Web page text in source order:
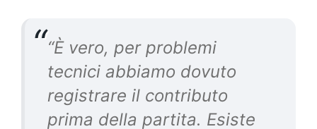
“È vero, per problemi
tecnici abbiamo dovuto
registrare il contributo
prima della partita. Esiste